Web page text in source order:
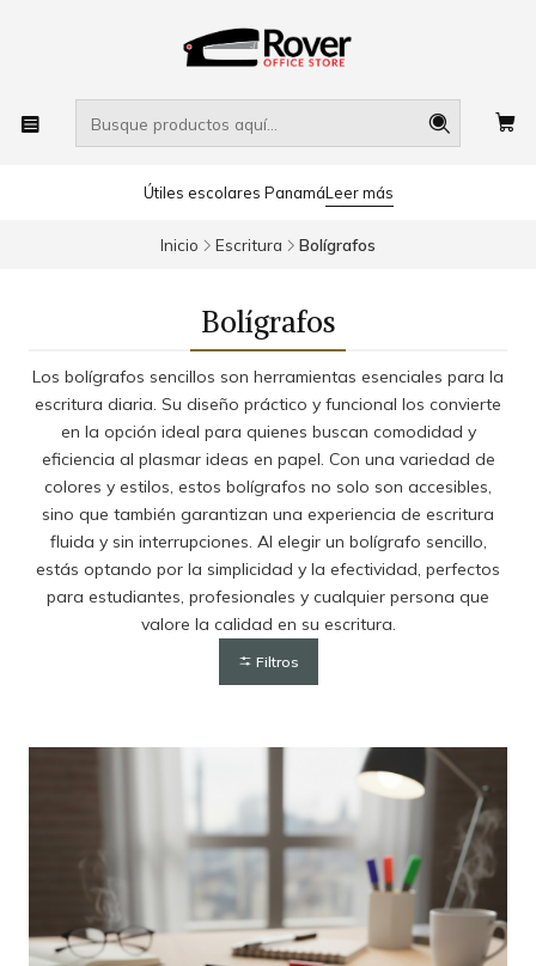
Útiles escolares PanamáLeer más
Inicio Escritura Bolígrafos
Bolígrafos
Los bolígrafos sencillos son herramientas esenciales para la
escritura diaria. Su diseño práctico y funcional los convierte
en la opción ideal para quienes buscan comodidad y
eficiencia al plasmar ideas en papel. Con una variedad de
colores y estilos, estos bolígrafos no solo son accesibles,
sino que también garantizan una experiencia de escritura
fluida y sin interrupciones. Al elegir un bolígrafo sencillo,
estás optando por la simplicidad y la efectividad, perfectos
para estudiantes, profesionales y cualquier persona que
valore la calidad en su escritura.
Filtros